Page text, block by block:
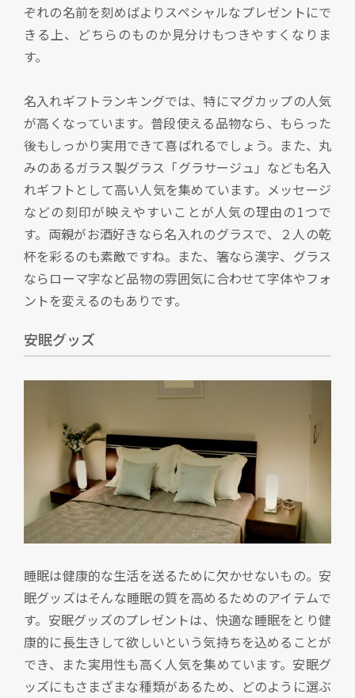
ぞれの名前を刻めばよりスペシャルなプレゼントにで
きる上、どちらのものか見分けもつきやすくなりま
す。
名入れギフトランキングでは、特にマグカップの人気
が高くなっています。普段使える品物なら、もらった
後もしっかり実用できて喜ばれるでしょう。また、丸
みのあるガラス製グラス「グラサージュ」なども名入
れギフトとして高い人気を集めています。メッセージ
などの刻印が映えやすいことが人気の理由の1つで
す。両親がお酒好きなら名入れのグラスで、２人の乾
杯を彩るのも素敵ですね。また、箸なら漢字、グラス
ならローマ字など品物の雰囲気に合わせて字体やフォ
ントを変えるのもありです。
安眠グッズ
睡眠は健康的な生活を送るために欠かせないもの。安
眠グッズはそんな睡眠の質を高めるためのアイテムで
す。安眠グッズのプレゼントは、快適な睡眠をとり健
康的に長生きして欲しいという気持ちを込めることが
でき、また実用性も高く人気を集めています。安眠グ
ッズにもさまざまな種類があるため、どのように選ぶ